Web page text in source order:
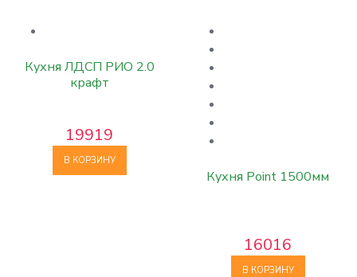
Кухня ЛДСП РИО 2.0
крафт
19919
В КОРЗИНУ
Кухня Point 1500мм
16016
В КОРЗИНУ